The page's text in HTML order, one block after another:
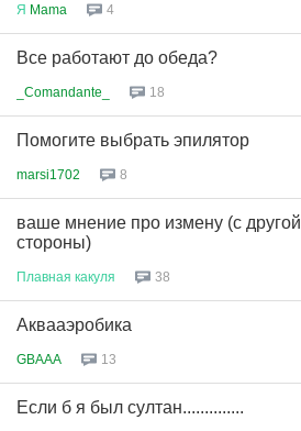
Я Mama 4
Все работают до обеда?
_Comandante_ 18
Помогите выбрать эпилятор
marsi1702 8
ваше мнение про измену (с другой
стороны)
Плавная какуля 38
Аквааэробика
GBAAA 13
Если б я был султан..............